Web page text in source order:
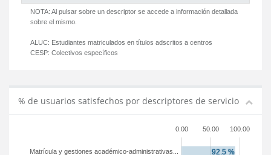
NOTA: Al pulsar sobre un descriptor se accede a información detallada
sobre el mismo.
ALUC: Estudiantes matriculados en títulos adscritos a centros
CESP: Colectivos específicos
% de usuarios satisfechos por descriptores de servicio
0.00 50.00 100.00
Matrícula y gestiones académico-administrativas...